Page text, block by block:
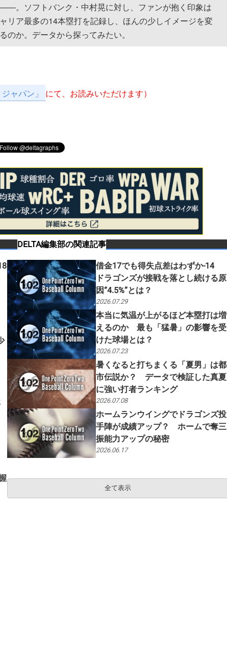
。ソフトバンク・中村晃に対し、ファンが抱く印象は
リア最多の14本塁打を記録し、ほんの少しイメージを変
か。データから探ってみたい。
ャパン」 にて、お読みいただけます）
DELTA編集部の関連記事
借金17でも得失点差はわずか-14
ドラゴンズが接戦を落とし続ける原
因“4.5%”とは？
2026.07.29
本当に気温が上がるほど本塁打は増
えるのか 最も「猛暑」の影響を受
けた球場とは？
2026.07.23
暑くなると打ちまくる「夏男」は都
市伝説か？ データで検証した真夏
に強い打者ランキング
2026.07.08
ホームランウイングでドラゴンズ投
手陣が成績アップ？ ホームで奪三
振能力アップの秘密
2026.06.17
全て表示